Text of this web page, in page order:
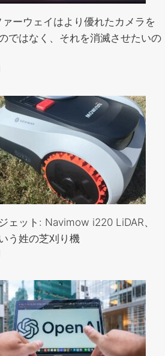
ーウェイはより優れたカメラを
ではなく、それを消滅させたいの
ェット: Navimow i220 LiDAR、
う姓の芝刈り機